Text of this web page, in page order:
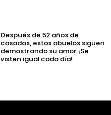
Después de 52 años de
casados, estos abuelos siguen
demostrando su amor ¡Se
visten igual cada día!